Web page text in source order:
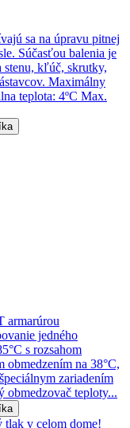
sa na úpravu pitnej
Súčasťou balenia je
stenu, kľúč, skrutky,
Maximálny
teplota: 4ºC Max.
armarúrou
jedného
s rozsahom
obmedzením na 38°C,
zariadením
obmedzovač teploty...